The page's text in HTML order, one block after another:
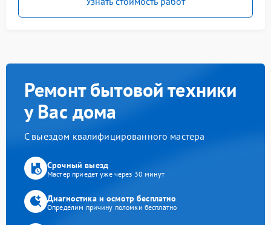
Ремонт бытовой техники
у Вас дома
С выездом квалифицированного мастера
Срочный выезд
Мастер приедет уже через 30 минут
Диагностика и осмотр бесплатно
Определим причину поломки бесплатно